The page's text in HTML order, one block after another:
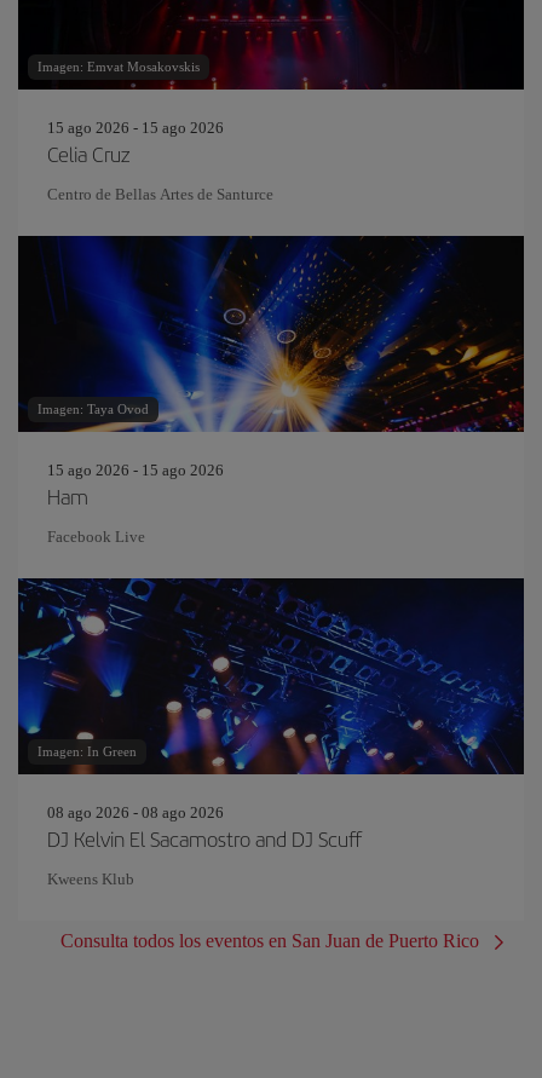
Imagen: Emvat Mosakovskis
15 ago 2026 - 15 ago 2026
Celia Cruz
Centro de Bellas Artes de Santurce
Imagen: Taya Ovod
15 ago 2026 - 15 ago 2026
Ham
Facebook Live
Imagen: In Green
08 ago 2026 - 08 ago 2026
DJ Kelvin El Sacamostro and DJ Scuff
Kweens Klub
Consulta todos los eventos en San Juan de Puerto Rico